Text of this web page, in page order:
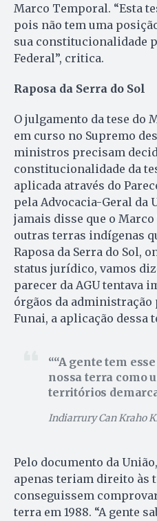
Marco Temporal. “Esta
pois não tem uma
sua constitucionalidade
Federal”, critica.
Raposa da Serra do Sol
O julgamento da tese do
em curso no Supremo
ministros precisam
constitucionalidade da
aplicada através do
pela Advocacia-Geral da
jamais disse que o
outras terras indígenas
Raposa da Serra do Sol,
status jurídico, vamos
parecer da AGU tentava
órgãos da
Funai, a aplicação dessa
“A gente tem
nossa terra como
territórios
Indiarrury Can Kraho
Pelo documento da
apenas teriam direito às
conseguissem
terra em 1988. “A gente